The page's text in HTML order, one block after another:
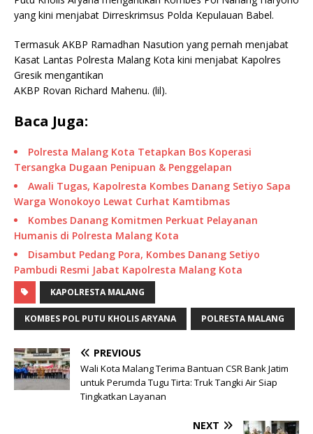
yang kini menjabat Dirreskrimsus Polda Kepulauan Babel.
Termasuk AKBP Ramadhan Nasution yang pernah menjabat
Kasat Lantas Polresta Malang Kota kini menjabat Kapolres
Gresik mengantikan
AKBP Rovan Richard Mahenu. (lil).
Baca Juga:
Polresta Malang Kota Tetapkan Bos Koperasi
Tersangka Dugaan Penipuan & Penggelapan
Awali Tugas, Kapolresta Kombes Danang Setiyo Sapa
Warga Wonokoyo Lewat Curhat Kamtibmas
Kombes Danang Komitmen Perkuat Pelayanan
Humanis di Polresta Malang Kota
Disambut Pedang Pora, Kombes Danang Setiyo
Pambudi Resmi Jabat Kapolresta Malang Kota
KAPOLRESTA MALANG
KOMBES POL PUTU KHOLIS ARYANA POLRESTA MALANG
PREVIOUS
Wali Kota Malang Terima Bantuan CSR Bank Jatim
untuk Perumda Tugu Tirta: Truk Tangki Air Siap
Tingkatkan Layanan
NEXT